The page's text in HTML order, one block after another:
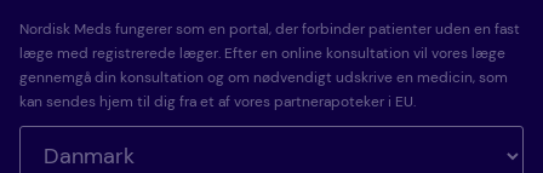
Nordisk Meds fungerer som en portal, der forbinder patienter uden en fast
læge med registrerede læger. Efter en online konsultation vil vores læge
gennemgå din konsultation og om nødvendigt udskrive en medicin, som
kan sendes hjem til dig fra et af vores partnerapoteker i EU.